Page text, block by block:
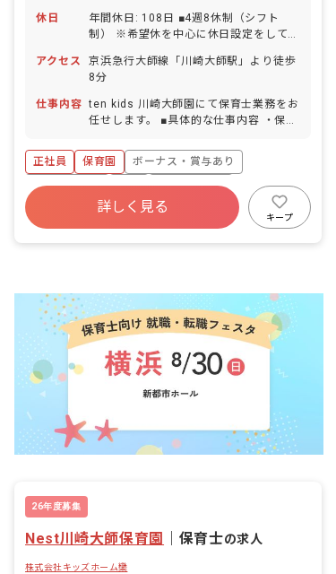
休日
年間休日: 108日 ■4週8休制（シフト
制） ※希望休を中心に休日設定をしてい
■産前産後休暇（産休取得率100％） ■育
児休暇 ■慶弔休暇、結婚休暇などの特別
休暇あり ◆株式会社tenでは、希望休が
取りやすい環境を整えています。 毎月
です！オンオフのメリハリをつけて、プ
ライベートも充実できます。 ◆新規開設
性スタッフも取得しました！ ライフステ
ージの変化に合わせて安心して長く活躍
できる環境です。
アクセス
京浜急行大師線「川崎大師駅」より徒歩
8分
仕事内容 ten kids 川崎大師園にて保育士業務をお
任せします。 ■具体的な仕事内容 ・保育
こちら↓
https://www.hoikushibank.com/company/ten
「やりたい保育を行える！」「楽しみな
がら学べる！」「産育休をスムーズにと
れる体制がある」等、ポジティブな声が
正社員 保育園
ボーナス・賞与あり
社会保険完備
有給
福利厚生充実
残業少なめ
昇給昇進あり
詳しく見る
キープ
26年度募集
Nest川崎大師保育園 保育士の求人
株式会社キッズホーム欒